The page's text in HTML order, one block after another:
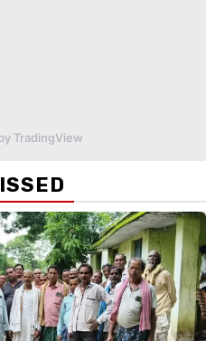
TradingView